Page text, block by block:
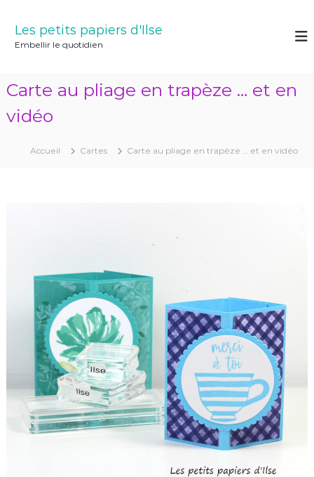
Les petits papiers d'Ilse
Embellir le quotidien
Carte au pliage en trapèze … et en
vidéo
Accueil Cartes Carte au pliage en trapèze … et en vidéo